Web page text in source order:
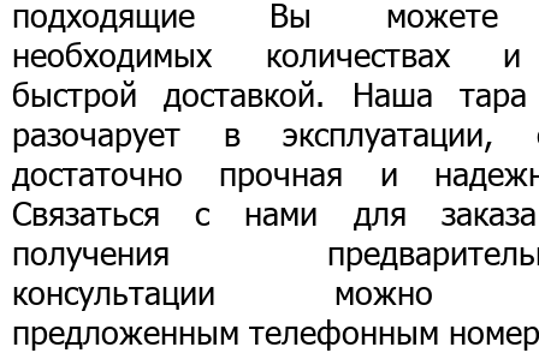
подходящие Вы
необходимых количествах
быстрой доставкой. Наша
разочарует в эксплуатации,
достаточно прочная и
Связаться с нами для
получения
консультации можно
предложенным телефонным